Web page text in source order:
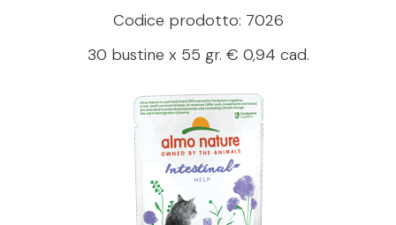
Codice prodotto: 7026
30 bustine x 55 gr. € 0,94 cad.